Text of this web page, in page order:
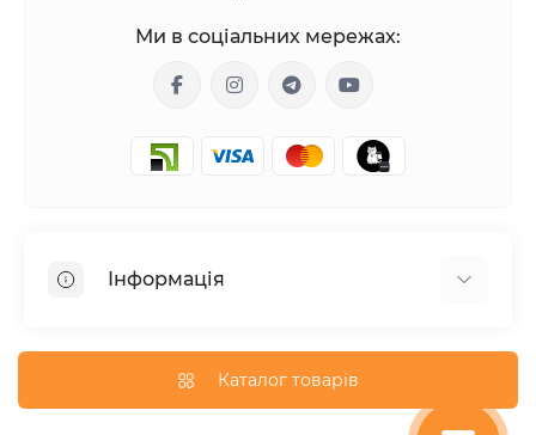
Ми в соціальних мережах:
Інформація
Оплата
Каталог товарів